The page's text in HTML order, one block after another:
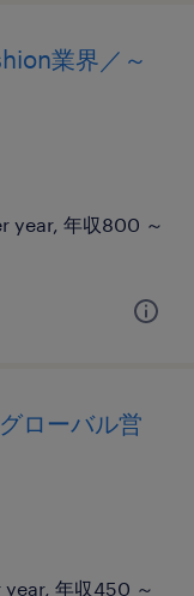
業界／～
year, 年収800 ～
ローバル営
年収450 ～